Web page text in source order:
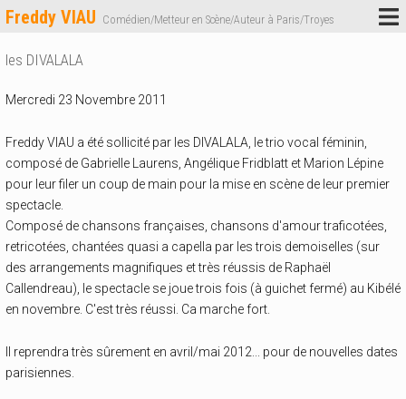
Freddy VIAU Comédien/Metteur en Scène/Auteur à Paris/Troyes
les DIVALALA
Mercredi 23 Novembre 2011
Freddy VIAU a été sollicité par les DIVALALA, le trio vocal féminin,
composé de Gabrielle Laurens, Angélique Fridblatt et Marion Lépine
pour leur filer un coup de main pour la mise en scène de leur premier
spectacle.
Composé de chansons françaises, chansons d'amour traficotées,
retricotées, chantées quasi a capella par les trois demoiselles (sur
des arrangements magnifiques et très réussis de Raphaël
Callendreau), le spectacle se joue trois fois (à guichet fermé) au Kibélé
en novembre. C'est très réussi. Ca marche fort.
Il reprendra très sûrement en avril/mai 2012... pour de nouvelles dates
parisiennes.